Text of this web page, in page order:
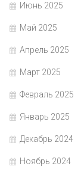
Июнь 2025
Май 2025
Апрель 2025
Март 2025
Февраль 2025
Январь 2025
Декабрь 2024
Ноябрь 2024